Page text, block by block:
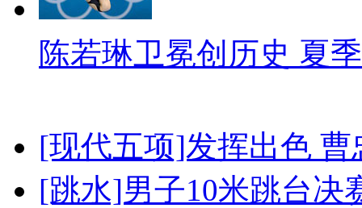
陈若琳卫冕创历史 夏
[现代五项]发挥出色
[跳水]男子10米跳台决